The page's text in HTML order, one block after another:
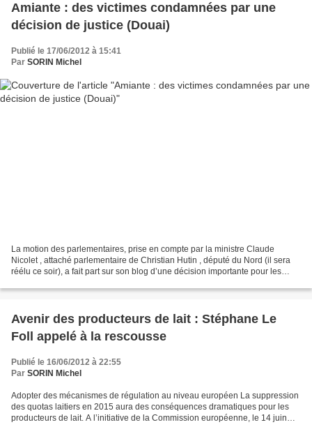
Amiante : des victimes condamnées par une
décision de justice (Douai)
Publié le 17/06/2012 à 15:41
Par SORIN Michel
La motion des parlementaires, prise en compte par la ministre Claude
Nicolet , attaché parlementaire de Christian Hutin , député du Nord (il sera
réélu ce soir), a fait part sur son blog d’une décision importante pour les
Avenir des producteurs de lait : Stéphane Le
Foll appelé à la rescousse
Publié le 16/06/2012 à 22:55
Par SORIN Michel
Adopter des mécanismes de régulation au niveau européen La suppression
des quotas laitiers en 2015 aura des conséquences dramatiques pour les
producteurs de lait. A l’initiative de la Commission européenne, le 14 juin